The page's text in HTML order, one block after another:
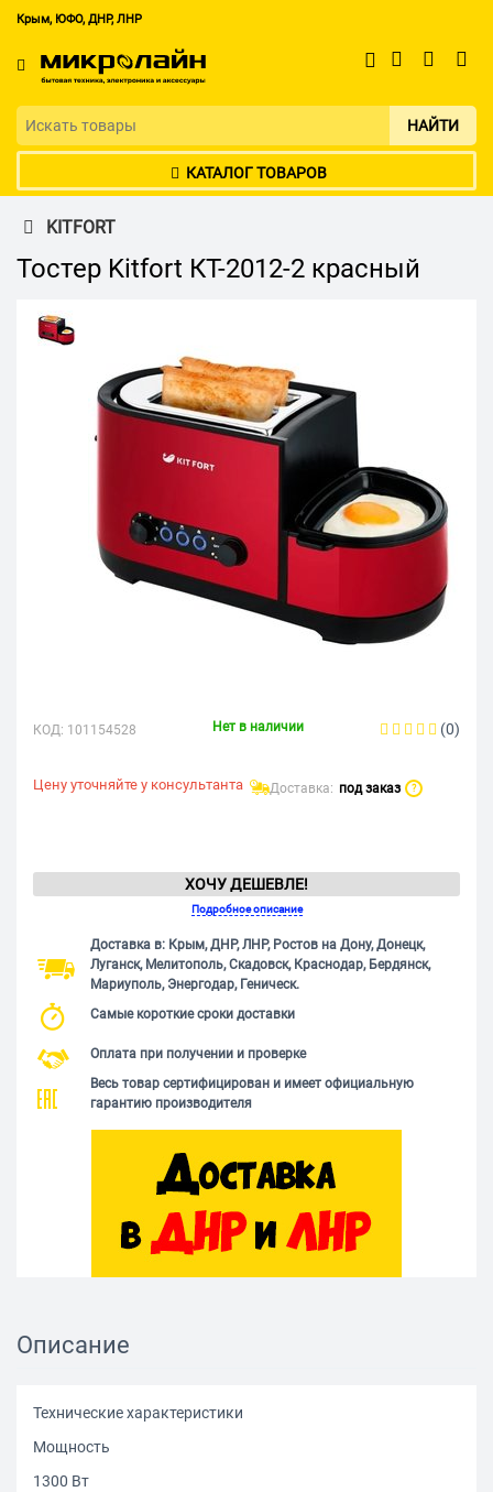
Крым, ЮФО, ДНР, ЛНР
НАЙТИ
КАТАЛОГ ТОВАРОВ
KITFORT
Тостер Kitfort КТ-2012-2 красный
КОД: 101154528 Нет в наличии (0)
Цену уточняйте у консультанта Доставка: под заказ ?
ХОЧУ ДЕШЕВЛЕ!
Подробное описание
Доставка в: Крым, ДНР, ЛНР, Ростов на Дону, Донецк,
Луганск, Мелитополь, Скадовск, Краснодар, Бердянск,
Мариуполь, Энергодар, Геническ.
Самые короткие сроки доставки
Оплата при получении и проверке
Весь товар сертифицирован и имеет официальную
гарантию производителя
Описание
Технические характеристики
Мощность
1300 Вт